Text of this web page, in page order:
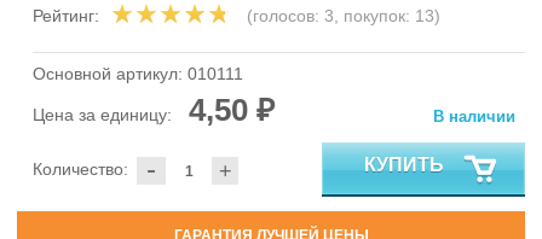
Рейтинг: (голосов: 3, покупок: 13)
Основной артикул: 010111
Цена за единицу: 4,50 ₽
- +
Количество:
В наличии
КУПИТЬ